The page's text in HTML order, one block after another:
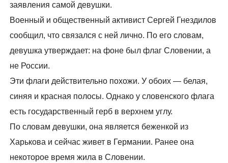
заявления самой девушки.
Военный и общественный активист Сергей Гнездилов
сообщил, что связался с ней лично. По его словам,
девушка утверждает: на фоне был флаг Словении, а
не России.
Эти флаги действительно похожи. У обоих — белая,
синяя и красная полосы. Однако у словенского флага
есть государственный герб в верхнем углу.
По словам девушки, она является беженкой из
Харькова и сейчас живет в Германии. Ранее она
некоторое время жила в Словении.